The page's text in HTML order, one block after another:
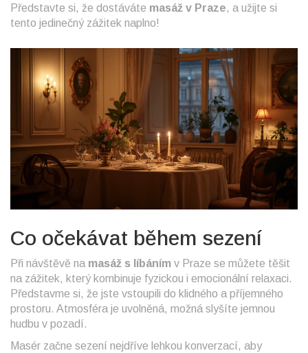
Představte si, že dostáváte masáž v Praze, a užijte si
tento jedinečný zážitek naplno!
Co očekávat během sezení
Při návštěvě na masáž s líbáním v Praze se můžete těšit
na zážitek, který kombinuje fyzickou i emocionální relaxaci.
Představme si, že jste vstoupili do klidného a příjemného
prostoru. Atmosféra je uvolněná, možná slyšíte jemnou
hudbu v pozadí.
Masér začne sezení nejdříve lehkou konverzací, aby